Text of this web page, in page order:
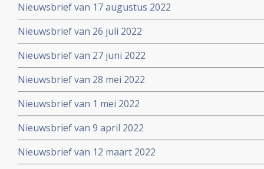
Nieuwsbrief van 17 augustus 2022
Nieuwsbrief van 26 juli 2022
Nieuwsbrief van 27 juni 2022
Nieuwsbrief van 28 mei 2022
Nieuwsbrief van 1 mei 2022
Nieuwsbrief van 9 april 2022
Nieuwsbrief van 12 maart 2022